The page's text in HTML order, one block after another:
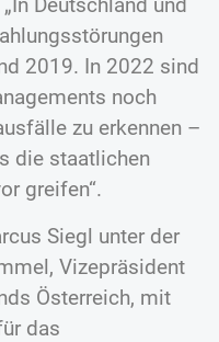
Deutschland und
2019. In 2022 sind
noch
zu erkennen –
die staatlichen
greifen“.
Siegl unter der
Vizepräsident
Österreich, mit
das